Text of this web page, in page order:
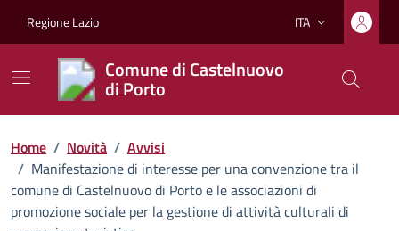
Regione Lazio Lingua attiva:
ITA
Comune di Castelnuovo
di Porto
Home / Novità / Avvisi
/ Manifestazione di interesse per una convenzione tra il
comune di Castelnuovo di Porto e le associazioni di
promozione sociale per la gestione di attività culturali di